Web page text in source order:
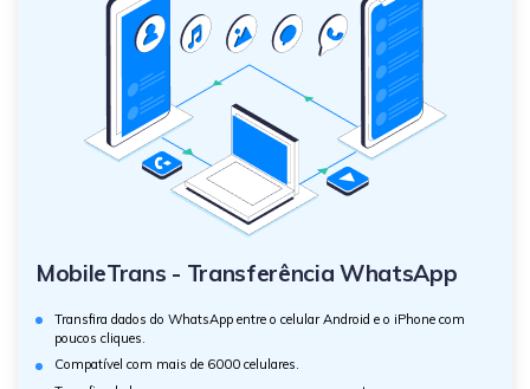
MobileTrans - Transferência WhatsApp
Transfira dados do WhatsApp entre o celular Android e o iPhone com
poucos cliques.
Compatível com mais de 6000 celulares.